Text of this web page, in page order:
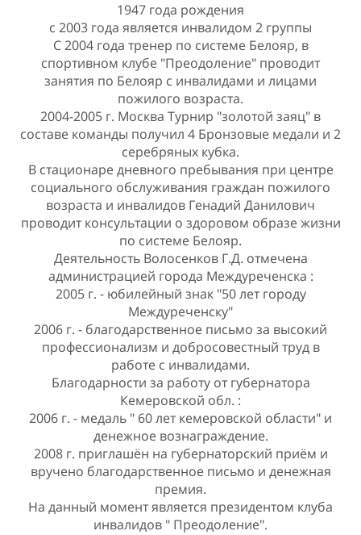
1947 года рождения
с 2003 года является инвалидом 2 группы
С 2004 года тренер по системе Белояр, в
спортивном клубе "Преодоление" проводит
занятия по Белояр с инвалидами и лицами
пожилого возраста.
2004-2005 г. Москва Турнир "золотой заяц" в
составе команды получил 4 Бронзовые медали и 2
серебряных кубка.
В стационаре дневного пребывания при центре
социального обслуживания граждан пожилого
возраста и инвалидов Генадий Данилович
проводит консультации о здоровом образе жизни
по системе Белояр.
Деятельность Волосенков Г.Д. отмечена
администрацией города Междуреченска :
2005 г. - юбилейный знак "50 лет городу
Междуреченску"
2006 г. - благодарственное письмо за высокий
профессионализм и добросовестный труд в
работе с инвалидами.
Благодарности за работу от губернатора
Кемеровской обл. :
2006 г. - медаль " 60 лет кемеровской области" и
денежное вознаграждение.
2008 г. приглашён на губернаторский приём и
вручено благодарственное письмо и денежная
премия.
На данный момент является президентом клуба
инвалидов " Преодоление".